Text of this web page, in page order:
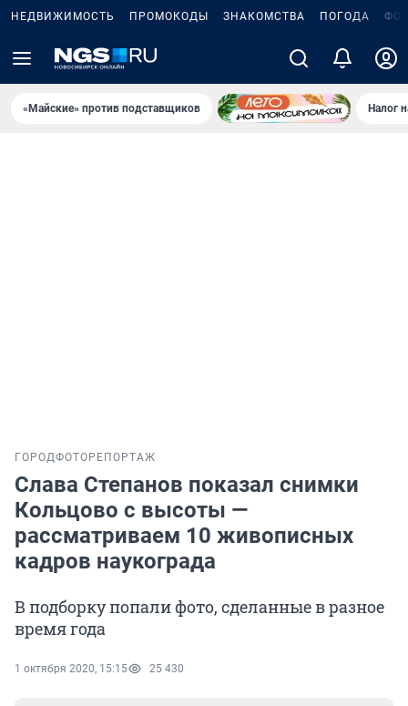
НЕДВИЖИМОСТЬ ПРОМОКОДЫ ЗНАКОМСТВА ПОГОДА
«Майские» против подставщиков Налог
ГОРОДФОТОРЕПОРТАЖ
Слава Степанов показал снимки
Кольцово с высоты —
рассматриваем 10 живописных
кадров наукограда
В подборку попали фото, сделанные в разное
время года
1 октября 2020, 15:15 25 430